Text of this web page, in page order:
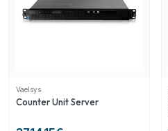
Vaelsys
Counter Unit Server